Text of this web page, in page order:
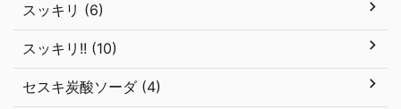
スッキリ (6)
スッキリ!! (10)
セスキ炭酸ソーダ (4)